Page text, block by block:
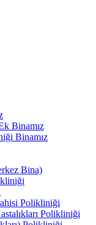
Binamız
Binamız
Bina)
Polikliniği
Polikliniği